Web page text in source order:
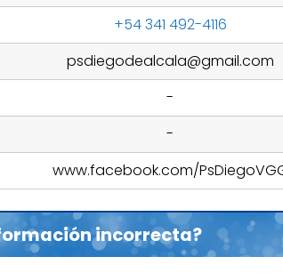
+54 341 492-4116
psdiegodealcala@gmail.com
-
-
www.facebook.com/
incorrecta?